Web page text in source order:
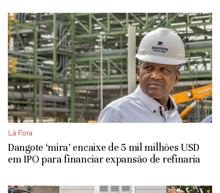
Lá Fora
Dangote ‘mira’ encaixe de 5 mil milhões USD
em IPO para financiar expansão de refinaria